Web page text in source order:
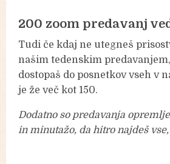
200 zoom predavanj
Tudi če kdaj ne utegneš
našim tedenskim
dostopaš do posnetkov vseh v
je že več kot 150.
Dodatno so predavanja
in minutažo, da hitro najdeš